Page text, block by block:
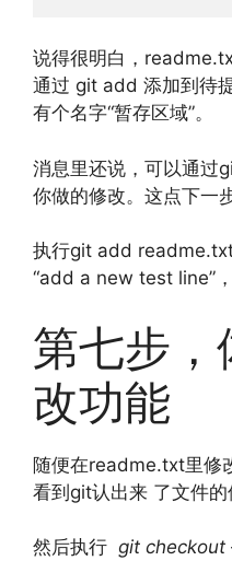
说得很明白，
通过 git add 添加到待
有个名字“暂存区域”。
消息里还说，可以通
你做的修改。这点下一
执行git add
“add a new test line”，
第七步，
改功能
随便在readme.txt里修
看到git认出来 了文件
然后执行 git